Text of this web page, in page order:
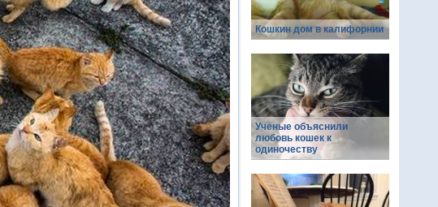
Кошкин дом в калифорнии
Ученые объяснили
любовь кошек к
одиночеству